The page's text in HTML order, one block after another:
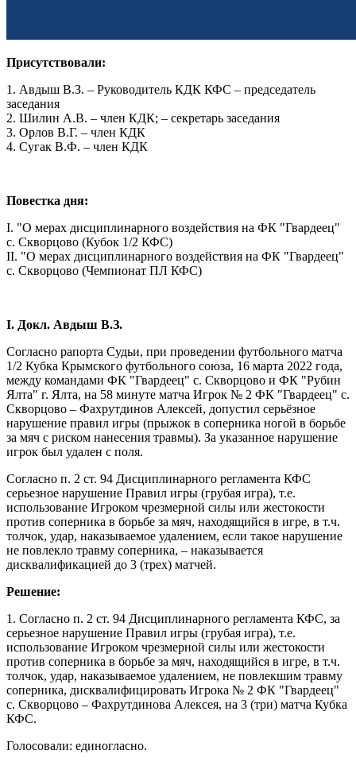
Присутствовали:
1. Авдыш В.З. – Руководитель КДК КФС – председатель
заседания
2. Шилин А.В. – член КДК; – секретарь заседания
3. Орлов В.Г. – член КДК
4. Сугак В.Ф. – член КДК
Повестка дня:
I. "О мерах дисциплинарного воздействия на ФК "Гвардеец"
с. Скворцово (Кубок 1/2 КФС)
II. "О мерах дисциплинарного воздействия на ФК "Гвардеец"
с. Скворцово (Чемпионат ПЛ КФС)
I. Докл. Авдыш В.З.
Согласно рапорта Судьи, при проведении футбольного матча
1/2 Кубка Крымского футбольного союза, 16 марта 2022 года,
между командами ФК "Гвардеец" с. Скворцово и ФК "Рубин
Ялта" г. Ялта, на 58 минуте матча Игрок № 2 ФК "Гвардеец" с.
Скворцово – Фахрутдинов Алексей, допустил серьёзное
нарушение правил игры (прыжок в соперника ногой в борьбе
за мяч с риском нанесения травмы). За указанное нарушение
игрок был удален с поля.
Согласно п. 2 ст. 94 Дисциплинарного регламента КФС
серьезное нарушение Правил игры (грубая игра), т.е.
использование Игроком чрезмерной силы или жестокости
против соперника в борьбе за мяч, находящийся в игре, в т.ч.
толчок, удар, наказываемое удалением, если такое нарушение
не повлекло травму соперника, – наказывается
дисквалификацией до 3 (трех) матчей.
Решение:
1. Согласно п. 2 ст. 94 Дисциплинарного регламента КФС, за
серьезное нарушение Правил игры (грубая игра), т.е.
использование Игроком чрезмерной силы или жестокости
против соперника в борьбе за мяч, находящийся в игре, в т.ч.
толчок, удар, наказываемое удалением, не повлекшим травму
соперника, дисквалифицировать Игрока № 2 ФК "Гвардеец"
с. Скворцово – Фахрутдинова Алексея, на 3 (три) матча Кубка
КФС.
Голосовали: единогласно.